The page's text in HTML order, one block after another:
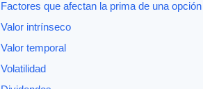
Factores que afectan la prima de una opción
Valor intrínseco
Valor temporal
Volatilidad